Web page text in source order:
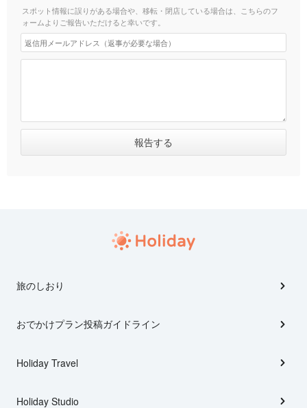
スポット情報に誤りがある場合や、移転・閉店している場合は、こちらのフ
ォームよりご報告いただけると幸いです。
旅のしおり
おでかけプラン投稿ガイドライン
Holiday Travel
Holiday Studio